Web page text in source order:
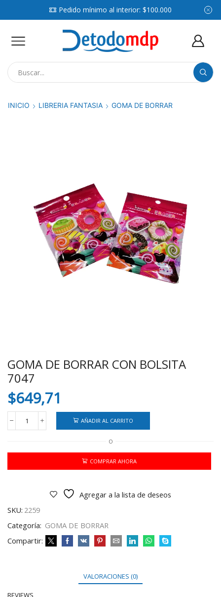
Pedido mínimo al interior: $100.000
INICIO LIBRERIA FANTASIA GOMA DE BORRAR
GOMA DE BORRAR CON BOLSITA
7047
$649,71
GOMA
DE
CON
7047
AÑADIR AL CARRITO
O
COMPRAR AHORA
Agregar a la lista de deseos
SKU: 2259
Categoría: GOMA DE BORRAR
Compartir:
VALORACIONES (0)
REVIEWS